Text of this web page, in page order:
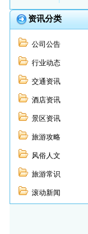
资讯分类
公司公告
行业动态
交通资讯
酒店资讯
景区资讯
旅游攻略
风俗人文
旅游常识
滚动新闻